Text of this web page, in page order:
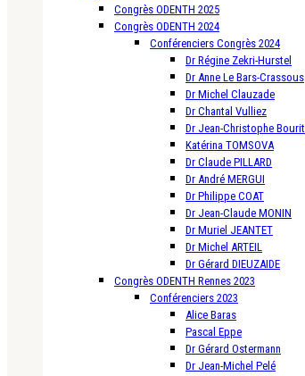
Congrès ODENTH 2025
Congrès ODENTH 2024
Conférenciers Congrès 2024
Dr Régine Zekri-Hurstel
Dr Anne Le Bars-Crassous
Dr Michel Clauzade
Dr Chantal Vulliez
Dr Jean-Christophe Bourit
Katérina TOMSOVA
Dr Claude PILLARD
Dr André MERGUI
Dr Philippe COAT
Dr Jean-Claude MONIN
Dr Muriel JEANTET
Dr Michel ARTEIL
Dr Gérard DIEUZAIDE
Congrès ODENTH Rennes 2023
Conférenciers 2023
Alice Baras
Pascal Eppe
Dr Gérard Ostermann
Dr Jean-Michel Pelé